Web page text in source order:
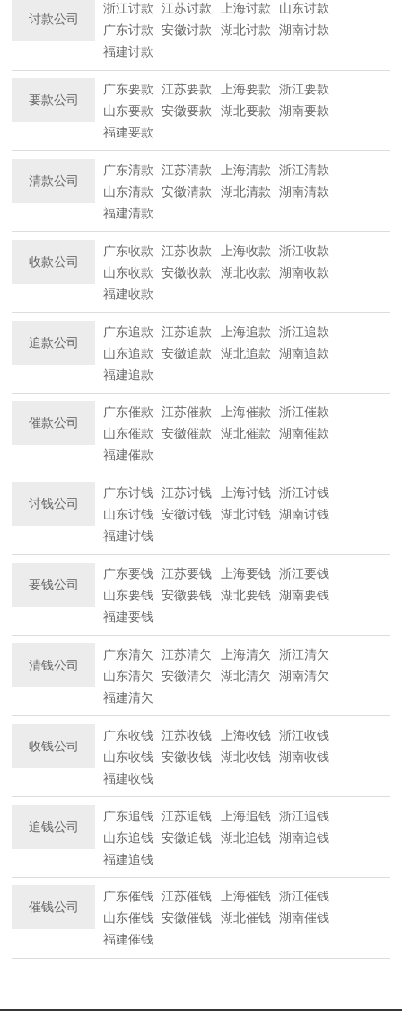
讨款公司
浙江讨款 江苏讨款 上海讨款
山东讨款
广东讨款
安徽讨款 湖北讨款
湖南讨款
福建讨款
要款公司
广东要款 江苏要款 上海要款
浙江要款
山东要款
安徽要款 湖北要款
湖南要款
福建要款
清款公司
广东清款 江苏清款 上海清款
浙江清款
山东清款
安徽清款 湖北清款
湖南清款
福建清款
收款公司
广东收款 江苏收款 上海收款
浙江收款
山东收款
安徽收款 湖北收款
湖南收款
福建收款
追款公司
广东追款 江苏追款 上海追款
浙江追款
山东追款
安徽追款 湖北追款
湖南追款
福建追款
催款公司
广东催款 江苏催款 上海催款
浙江催款
山东催款
安徽催款 湖北催款
湖南催款
福建催款
讨钱公司
广东讨钱 江苏讨钱 上海讨钱 浙江讨钱
山东讨钱 安徽讨钱 湖北讨钱 湖南讨钱
福建讨钱
要钱公司
广东要钱 江苏要钱 上海要钱 浙江要钱
山东要钱 安徽要钱 湖北要钱 湖南要钱
福建要钱
清钱公司
广东清欠 江苏清欠 上海清欠
浙江清欠
山东清欠
安徽清欠 湖北清欠
湖南清欠
福建清欠
收钱公司
广东收钱 江苏收钱 上海收钱 浙江收钱
山东收钱 安徽收钱 湖北收钱 湖南收钱
福建收钱
追钱公司
广东追钱 江苏追钱 上海追钱 浙江追钱
山东追钱 安徽追钱 湖北追钱 湖南追钱
福建追钱
催钱公司
广东催钱 江苏催钱 上海催钱 浙江催钱
山东催钱 安徽催钱 湖北催钱 湖南催钱
福建催钱